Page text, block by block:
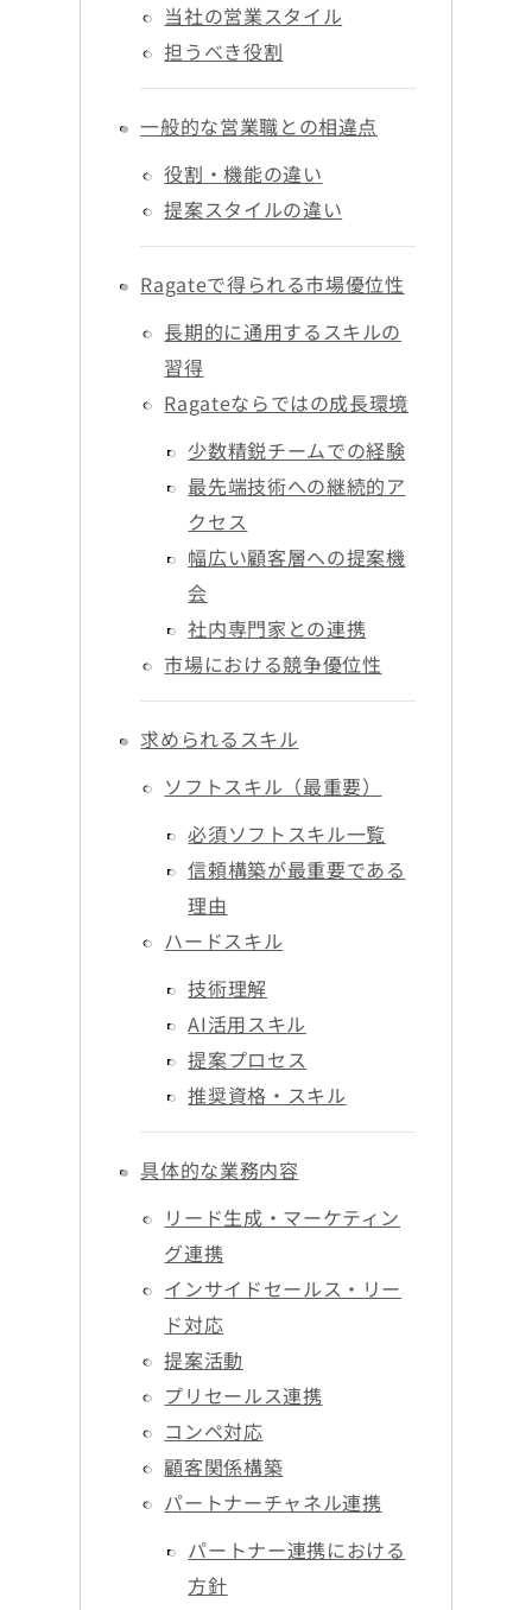
当社の営業スタイル
担うべき役割
一般的な営業職との相違点
役割・機能の違い
提案スタイルの違い
Ragateで得られる市場優位性
長期的に通用するスキルの
習得
Ragateならではの成長環境
少数精鋭チームでの経験
最先端技術への継続的ア
クセス
幅広い顧客層への提案機
会
社内専門家との連携
市場における競争優位性
求められるスキル
ソフトスキル（最重要）
必須ソフトスキル一覧
信頼構築が最重要である
理由
ハードスキル
技術理解
AI活用スキル
提案プロセス
推奨資格・スキル
具体的な業務内容
リード生成・マーケティン
グ連携
インサイドセールス・リー
ド対応
提案活動
プリセールス連携
コンペ対応
顧客関係構築
パートナーチャネル連携
パートナー連携における
方針